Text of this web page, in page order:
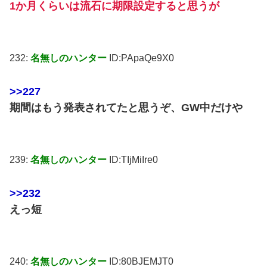
1か月くらいは流石に期限設定すると思うが
232: 名無しのハンター ID:PApaQe9X0
>>227
期間はもう発表されてたと思うぞ、GW中だけや
239: 名無しのハンター ID:TIjMiIre0
>>232
えっ短
240: 名無しのハンター ID:80BJEMJT0